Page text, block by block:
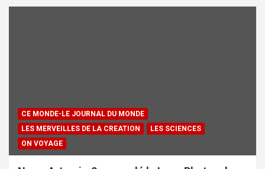
CE MONDE-LE JOURNAL DU MONDE
LES MERVEILLES DE LA CREATION
LES SCIENCES
ON VOYAGE